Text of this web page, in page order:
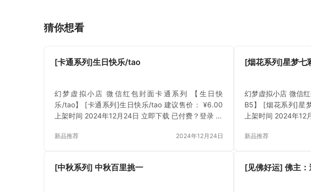
猜你想看
[卡通系列]生日快乐/tao
幻梦虚拟小店 微信红包封面卡通系列 【生日快
乐/tao】 [卡通系列]生日快乐/tao 建议售价： ¥6.00
上架时间 2024年12月24日 立即下载 已付费？登录 或
新品推荐 2024年12月24日
[烟花系列]星梦七
幻梦虚拟小店 微信
B5】 [烟花系列]星
上架时间 2024年12
新品推荐
[中秋系列] 中秋百里挑一 [见佛好运] 佛主